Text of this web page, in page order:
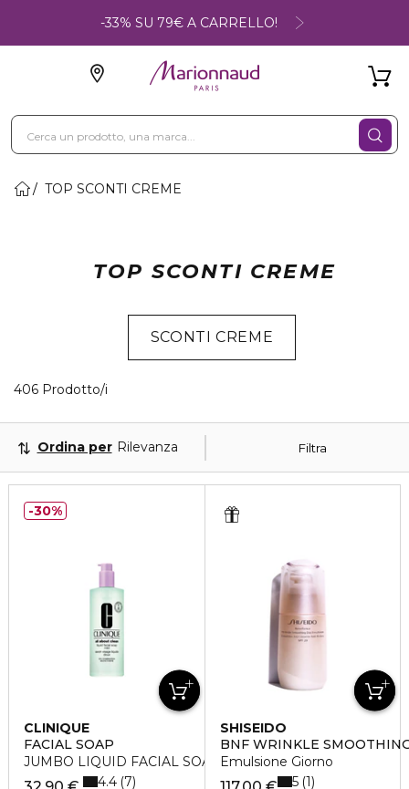
-33% SU 79€ A CARRELLO!
TOP SCONTI CREME
TOP SCONTI CREME
SCONTI CREME
406 Prodotto/i
Filtra
Ordina per Rilevanza
CLINIQUE
FACIAL SOAP
JUMBO LIQUID FACIAL SOAP (TIPO I/II ) 40
4.4 7
30%
SHISEIDO
BNF WRINKLE
Emulsione Giorno
5 1